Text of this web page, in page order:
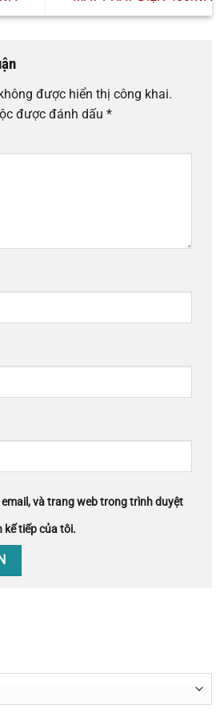
được hiển thị công khai.
được đánh dấu *
và trang web trong trình duyệt
kế tiếp của tôi.